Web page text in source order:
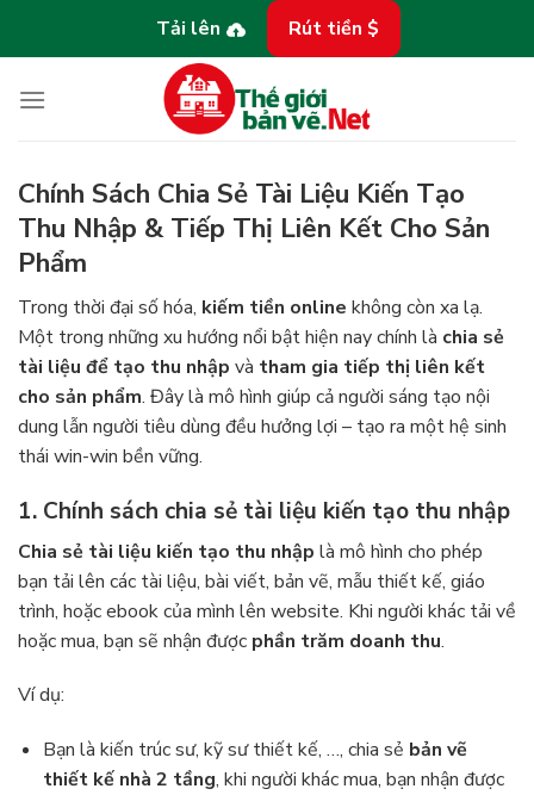
dung
Tải lên Rút tiền $
Chính Sách Chia Sẻ Tài Liệu Kiến Tạo
Thu Nhập & Tiếp Thị Liên Kết Cho Sản
Phẩm
Trong thời đại số hóa, kiếm tiền online không còn xa lạ.
Một trong những xu hướng nổi bật hiện nay chính là chia sẻ
tài liệu để tạo thu nhập và tham gia tiếp thị liên kết
cho sản phẩm. Đây là mô hình giúp cả người sáng tạo nội
dung lẫn người tiêu dùng đều hưởng lợi – tạo ra một hệ sinh
thái win-win bền vững.
1. Chính sách chia sẻ tài liệu kiến tạo thu nhập
Chia sẻ tài liệu kiến tạo thu nhập là mô hình cho phép
bạn tải lên các tài liệu, bài viết, bản vẽ, mẫu thiết kế, giáo
trình, hoặc ebook của mình lên website. Khi người khác tải về
hoặc mua, bạn sẽ nhận được phần trăm doanh thu.
Ví dụ:
Bạn là kiến trúc sư, kỹ sư thiết kế, …, chia sẻ bản vẽ
thiết kế nhà 2 tầng, khi người khác mua, bạn nhận được